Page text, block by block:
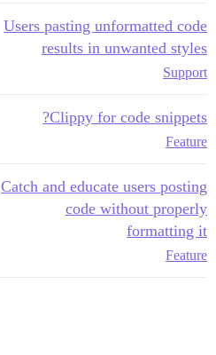
Users pasting unformatted code
results in unwanted styles
Support
Clippy for code snippets?
Feature
Catch and educate users posting
code without properly
formatting it
Feature